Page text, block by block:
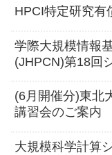
HPCI特定研究有
学際大規模情報
(JHPCN)第18回
(6月開催分)東北
講習会のご案内
大規模科学計算